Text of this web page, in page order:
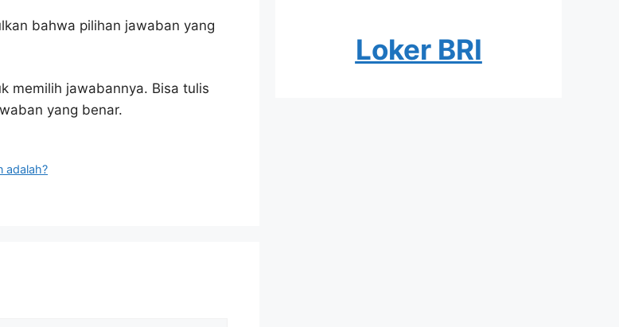
bahwa pilihan jawaban yang
memilih jawabannya. Bisa tulis
yang benar.
adalah?
Loker BRI